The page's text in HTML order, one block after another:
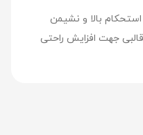
بالا و نشیمن
جهت افزایش راحتی